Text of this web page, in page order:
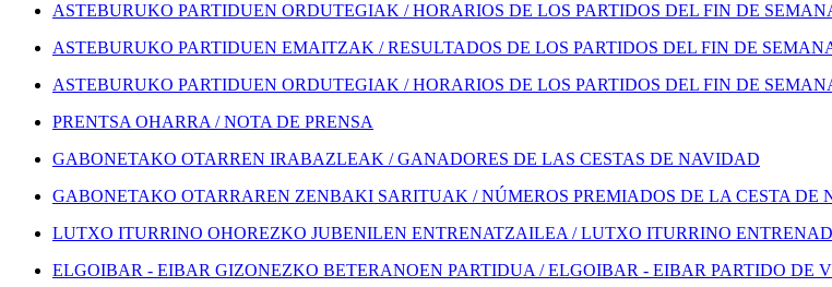
ASTEBURUKO PARTIDUEN ORDUTEGIAK / HORARIOS DE LOS PARTIDOS DEL FIN DE
ASTEBURUKO PARTIDUEN EMAITZAK / RESULTADOS DE LOS PARTIDOS DEL FIN DE
ASTEBURUKO PARTIDUEN ORDUTEGIAK / HORARIOS DE LOS PARTIDOS DEL FIN DE
PRENTSA OHARRA / NOTA DE PRENSA
GABONETAKO OTARREN IRABAZLEAK / GANADORES DE LAS CESTAS DE NAVIDAD
GABONETAKO OTARRAREN ZENBAKI SARITUAK / NÚMEROS PREMIADOS DE LA CESTA DE
LUTXO ITURRINO OHOREZKO JUBENILEN ENTRENATZAILEA / LUTXO ITURRINO
ELGOIBAR - EIBAR GIZONEZKO BETERANOEN PARTIDUA / ELGOIBAR - EIBAR PARTIDO DE